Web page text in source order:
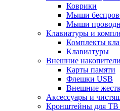
Коврики
Мыши
Мыши
Клавиатуры и
Комплекты
Клавиатуры
Внешние
Карты памяти
Флешки USB
Внешние
Аксессуары и
Кронштейны для ТВ